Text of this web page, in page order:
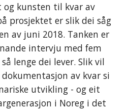
kunsten til kvar av
prosjektet er slik dei såg
av juni 2018. Tanken er
intervju med fem
lenge dei lever. Slik vil
av kvar si
utvikling - og eit
i Noreg i det